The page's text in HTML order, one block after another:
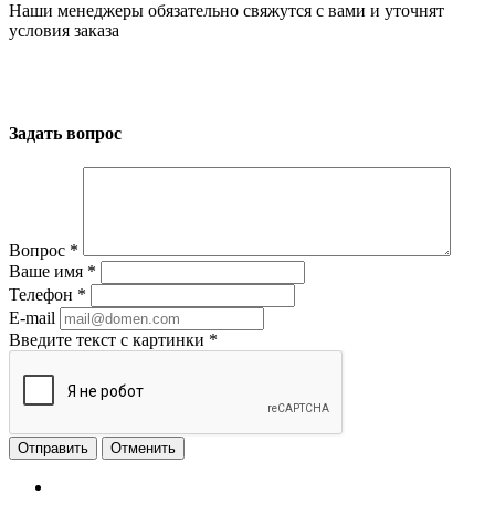
Наши менеджеры обязательно свяжутся с вами и уточнят
условия заказа
Задать вопрос
Вопрос *
Ваше имя *
Телефон *
E-mail
Введите текст с картинки *
Отменить